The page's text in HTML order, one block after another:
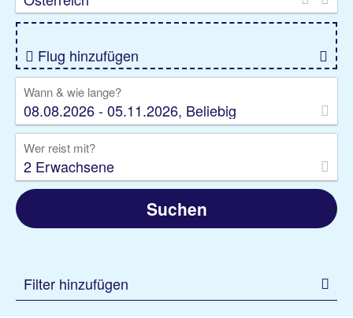
Gruppenreise
Camper Privattransfer
Flug hinzufügen
Wann & wie lange?
08.08.2026 - 05.11.2026, Beliebig
Wer reist mit?
2 Erwachsene
Suchen
Filter hinzufügen